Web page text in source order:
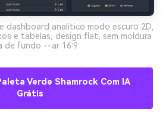
dashboard analítico modo escuro 2D,
e tabelas, design flat, sem moldura
de fundo --ar 16:9
Verde Shamrock Com IA
Grátis